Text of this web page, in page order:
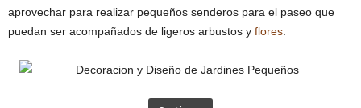
aprovechar para realizar pequeños senderos para el paseo que
puedan ser acompañados de ligeros arbustos y flores